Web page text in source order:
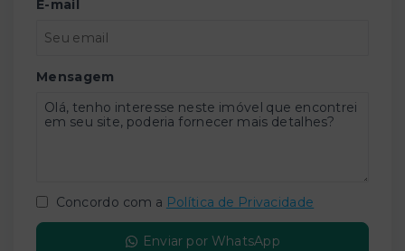
E-mail
Mensagem
Concordo com a Política de Privacidade
Enviar por WhatsApp